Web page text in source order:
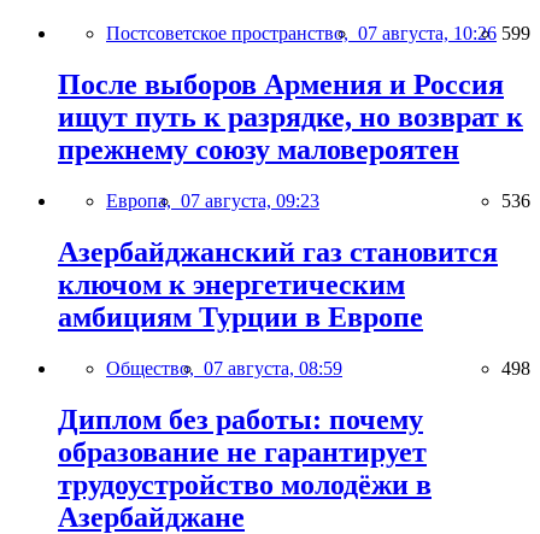
Постсоветское пространство, 07 августа, 10:26 599
После выборов Армения и Россия
ищут путь к разрядке, но возврат к
прежнему союзу маловероятен
Европа, 07 августа, 09:23 536
Азербайджанский газ становится
ключом к энергетическим
амбициям Турции в Европе
Общество, 07 августа, 08:59 498
Диплом без работы: почему
образование не гарантирует
трудоустройство молодёжи в
Азербайджане